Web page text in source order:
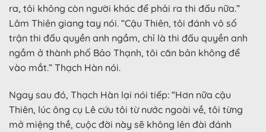
ra, tôi không còn người khác để phải ra thi đấu nữa.”
Lâm Thiên giang tay nói. “Cậu Thiên, tôi đánh vô số
trận thi đấu quyền anh ngầm, chỉ là thi đấu quyền anh
ngầm ở thành phố Bảo Thạnh, tôi căn bản không để
vào mắt.” Thạch Hàn nói.
Ngay sau đó, Thạch Hàn lại nói tiếp: “Hơn nữa cậu
Thiên, lúc ông cụ Lê cứu tôi từ nước ngoài về, tôi từng
mở miệng thề, cuộc đời này sẽ không lên đài đánh